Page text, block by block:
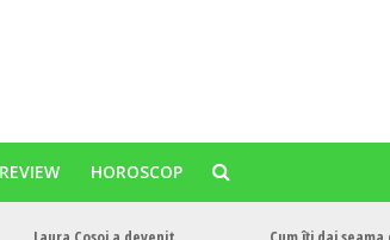
REVIEW HOROSCOP